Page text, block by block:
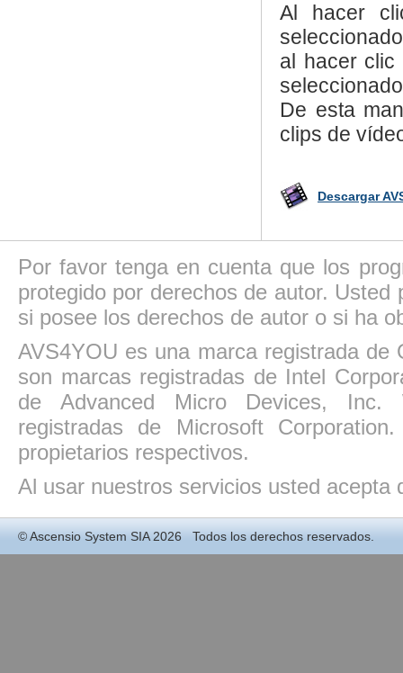
Al hacer
al hacer
De esta
clips de
Descargar
Por favor tenga en cuenta que los
protegido por derechos de autor.
si posee los derechos de autor o si ha
AVS4YOU es una marca registrada
son marcas registradas de Intel
de Advanced Micro Devices, Inc.
registradas de Microsoft
propietarios respectivos.
Al usar nuestros servicios usted acepta
©Ascensio System SIA2026 Todos los derechos reservados.